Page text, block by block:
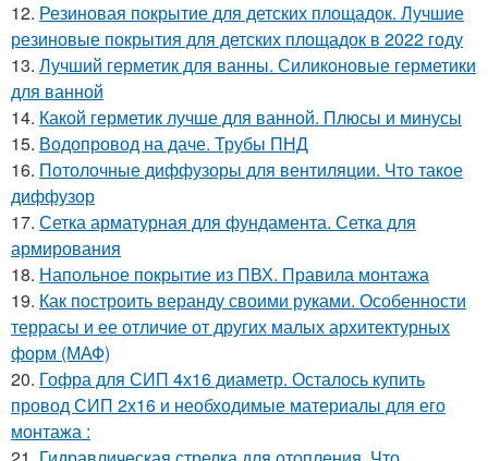
12. Резиновая покрытие для детских площадок. Лучшие
резиновые покрытия для детских площадок в 2022 году
13. Лучший герметик для ванны. Силиконовые герметики
для ванной
14. Какой герметик лучше для ванной. Плюсы и минусы
15. Водопровод на даче. Трубы ПНД
16. Потолочные диффузоры для вентиляции. Что такое
диффузор
17. Сетка арматурная для фундамента. Сетка для
армирования
18. Напольное покрытие из ПВХ. Правила монтажа
19. Как построить веранду своими руками. Особенности
террасы и ее отличие от других малых архитектурных
форм (МАФ)
20. Гофра для СИП 4х16 диаметр. Осталось купить
провод СИП 2х16 и необходимые материалы для его
монтажа :